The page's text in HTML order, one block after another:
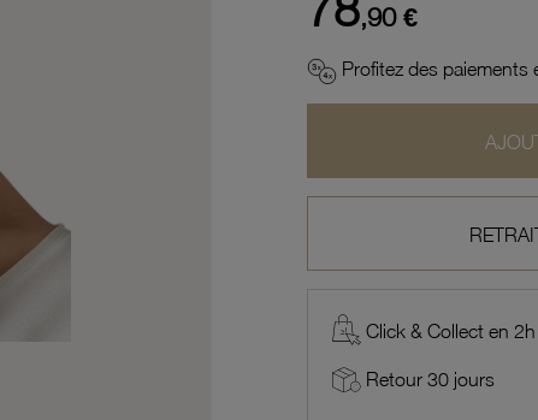
,90 €
Profitez des paiements
Click & Collect en 2h
Retour 30 jours